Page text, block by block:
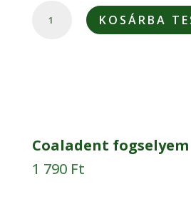
BAMBUSZ
FOGKEFE
KOSÁRBA
Coaladent fogselyem
1 790 Ft